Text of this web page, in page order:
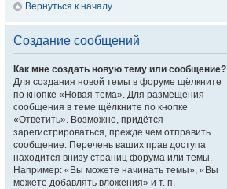
Вернуться к началу
Создание сообщений
Как мне создать новую тему или сообщение?
Для создания новой темы в форуме щёлкните
по кнопке «Новая тема». Для размещения
сообщения в теме щёлкните по кнопке
«Ответить». Возможно, придётся
зарегистрироваться, прежде чем отправить
сообщение. Перечень ваших прав доступа
находится внизу страниц форума или темы.
Например: «Вы можете начинать темы», «Вы
можете добавлять вложения» и т. п.